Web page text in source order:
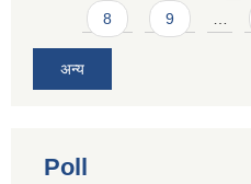
8 9
अन्य
Poll